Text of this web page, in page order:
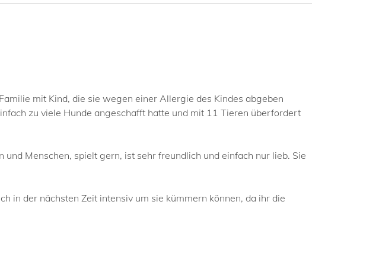
mit Kind, die sie wegen einer Allergie des Kindes abgeben
zu viele Hunde angeschafft hatte und mit 11 Tieren überfordert
Menschen, spielt gern, ist sehr freundlich und einfach nur lieb. Sie
in der nächsten Zeit intensiv um sie kümmern können, da ihr die